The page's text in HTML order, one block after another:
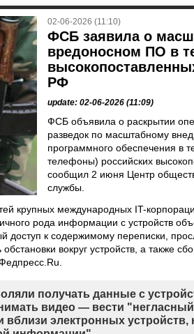
02-06-2026 (11:10)
ФСБ заявила о
вредоносном ПО в
РФ
update: 02-06-2026 (11:09)
ФСБ объявила о раскрытии
разведок по масштабному
программного обеспечения в
телефоны) российских
сообщил 2 июня Центр
службы.
крупных международных IT-
рода информации с устройств
доступ к содержимому переписки,
вокруг устройств, а также
получать данные с
видео — вести "негласный
вблизи электронных